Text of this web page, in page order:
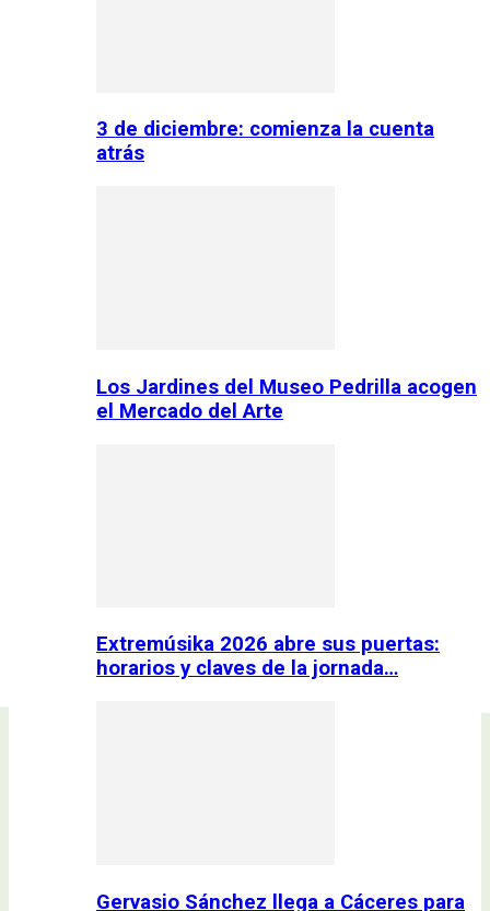
3 de diciembre: comienza la cuenta
atrás
Los Jardines del Museo Pedrilla acogen
el Mercado del Arte
Extremúsika 2026 abre sus puertas:
horarios y claves de la jornada…
Gervasio Sánchez llega a Cáceres para